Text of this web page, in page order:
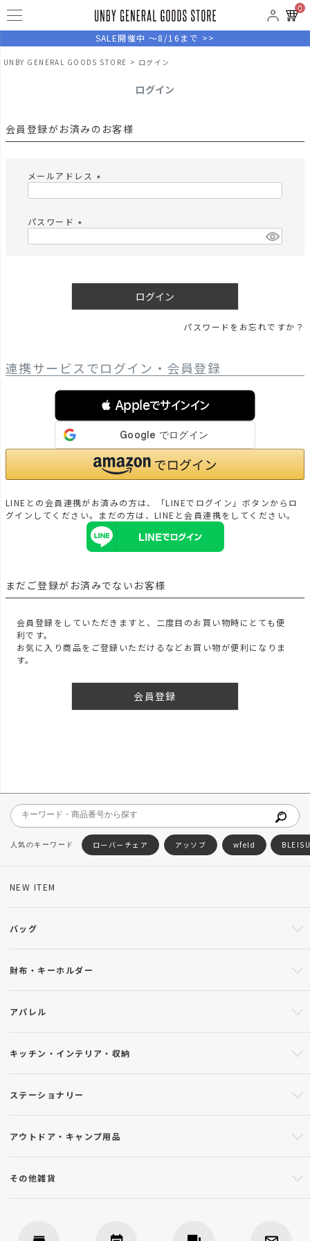
0
SALE開催中 ～8/16まで >>
UNBY GENERAL GOODS STORE ログイン
ログイン
会員登録がお済みのお客様
メールアドレス
)
パスワード
ログイン
パスワードをお忘れですか？
連携サービスでログイン・会員登録
 Appleでサインイン
LINEとの会員連携がお済みの方は、「LINEでログイン」ボタンからロ
グインしてください。まだの方は、LINEと会員連携をしてください。
まだご登録がお済みでないお客様
会員登録をしていただきますと、二度目のお買い物時にとても便
利です。
お気に入り商品をご登録いただけるなどお買い物が便利になりま
す。
会員登録
ローバーチェア アッソブ wfeld
NEW ITEM
バッグ
財布・キーホルダー
アパレル
キッチン・インテリア・収納
ステーショナリー
アウトドア・キャンプ用品
その他雑貨